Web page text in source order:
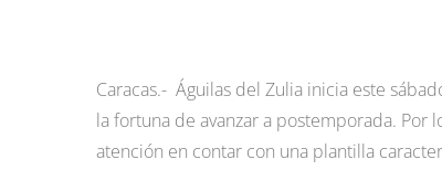
Caracas.- Águilas del Zulia inicia este
la fortuna de avanzar a postemporada. Por
atención en contar con una plantilla